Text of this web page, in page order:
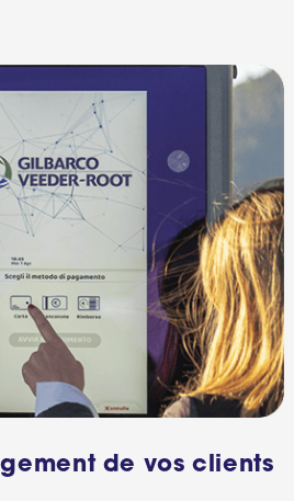
de vos clients